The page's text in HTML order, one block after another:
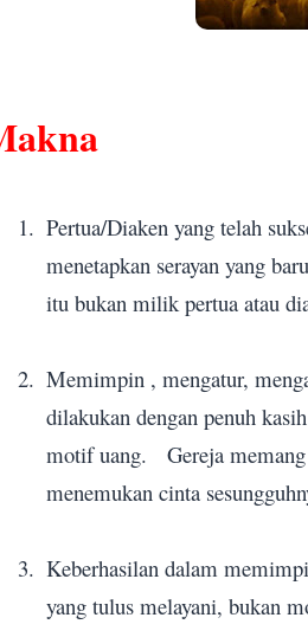
1. Pertua/Diaken yang telah
menetapkan serayan yang
itu bukan milik pertua atau
2. Memimpin , mengatur,
dilakukan dengan penuh
motif uang.
Gereja
menemukan cinta
3. Keberhasilan dalam
yang tulus melayani, bukan